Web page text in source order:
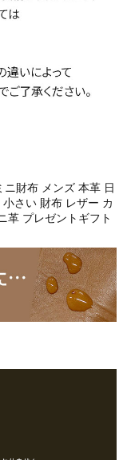
財布 メンズ 本革 日
さい 財布 レザー カ
革 プレゼントギフト